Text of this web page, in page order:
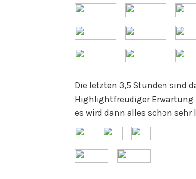
Die letzten 3,5 Stunden sind
Highlightfreudiger Erwartung
es wird dann alles schon sehr